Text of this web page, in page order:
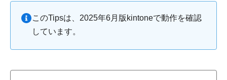
このTipsは、2025年6月版kintoneで動作を確認
しています。